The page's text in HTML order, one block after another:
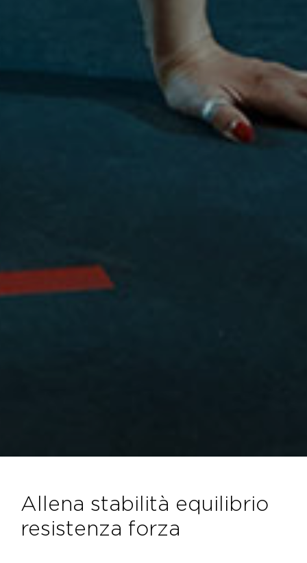
allena stabilità equilibrio
resistenza forza